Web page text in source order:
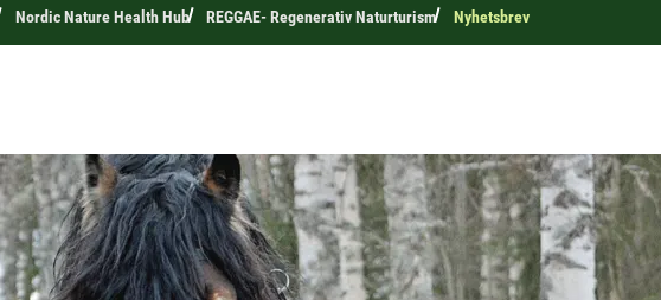
Nordic Nature Health Hub REGGAE- Regenerativ Naturturism Nyhetsbrev